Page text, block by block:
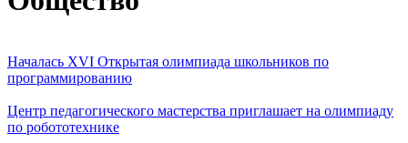
Началась XVI Открытая олимпиада школьников по
программированию
Центр педагогического мастерства приглашает на олимпиаду
по робототехнике